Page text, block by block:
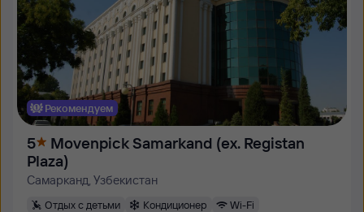
Рекомендуем
5
Movenpick Samarkand (ex. Registan
Plaza)
Самарканд, Узбекистан
Отдых с детьми Кондиционер
Wi-Fi